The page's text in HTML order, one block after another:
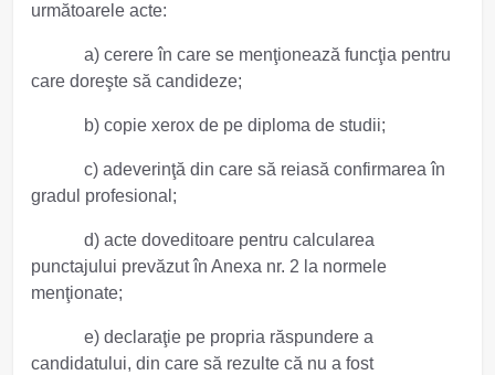
următoarele acte:
a) cerere în care se menţionează funcţia pentru
care doreşte să candideze;
b) copie xerox de pe diploma de studii;
c) adeverinţă din care să reiasă confirmarea în
gradul profesional;
d) acte doveditoare pentru calcularea
punctajului prevăzut în Anexa nr. 2 la normele
menţionate;
e) declaraţie pe propria răspundere a
candidatului, din care să rezulte că nu a fost